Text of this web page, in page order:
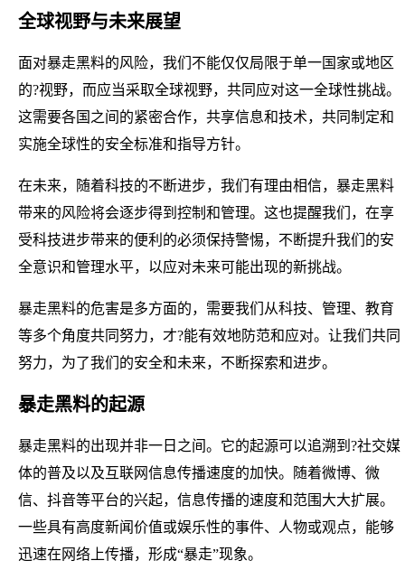
全球视野与未来展望
面对暴走黑料的风险，我们不能仅仅局限于单一国家或地区
的?视野，而应当采取全球视野，共同应对这一全球性挑战。
这需要各国之间的紧密合作，共享信息和技术，共同制定和
实施全球性的安全标准和指导方针。
在未来，随着科技的不断进步，我们有理由相信，暴走黑料
带来的风险将会逐步得到控制和管理。这也提醒我们，在享
受科技进步带来的便利的必须保持警惕，不断提升我们的安
全意识和管理水平，以应对未来可能出现的新挑战。
暴走黑料的危害是多方面的，需要我们从科技、管理、教育
等多个角度共同努力，才?能有效地防范和应对。让我们共同
努力，为了我们的安全和未来，不断探索和进步。
暴走黑料的起源
暴走黑料的出现并非一日之间。它的起源可以追溯到?社交媒
体的普及以及互联网信息传播速度的加快。随着微博、微
信、抖音等平台的兴起，信息传播的速度和范围大大扩展。
一些具有高度新闻价值或娱乐性的事件、人物或观点，能够
迅速在网络上传播，形成“暴走”现象。